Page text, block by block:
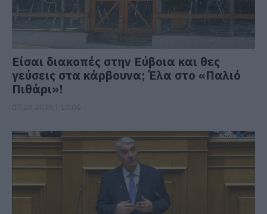
Είσαι διακοπές στην Εύβοια και θες
γεύσεις στα κάρβουνα; Έλα στο «Παλιό
Πιθάρι»!